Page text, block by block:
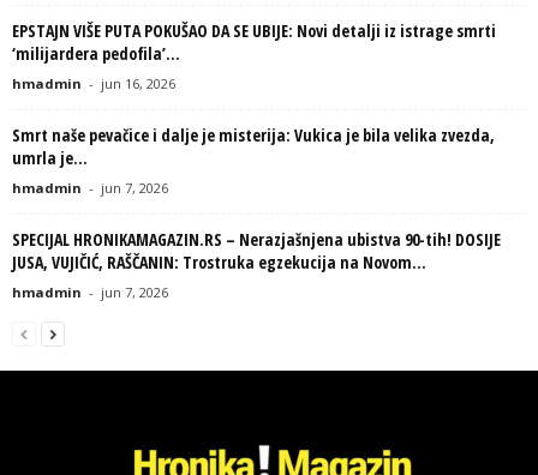
EPSTAJN VIŠE PUTA POKUŠAO DA SE UBIJE: Novi detalji iz istrage smrti
‘milijardera pedofila’...
hmadmin - jun 16, 2026
Smrt naše pevačice i dalje je misterija: Vukica je bila velika zvezda,
umrla je...
hmadmin - jun 7, 2026
SPECIJAL HRONIKAMAGAZIN.RS – Nerazjašnjena ubistva 90-tih! DOSIJE
JUSA, VUJIČIĆ, RAŠČANIN: Trostruka egzekucija na Novom...
hmadmin - jun 7, 2026